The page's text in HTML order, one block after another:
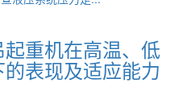
重机在高温、低
表现及适应能力